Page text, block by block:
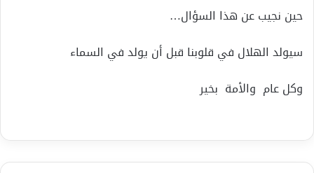
حين نجيب عن هذا السؤال…
سيولد الهلال في قلوبنا قبل أن يولد في السماء
وكل عام والأمة بخير